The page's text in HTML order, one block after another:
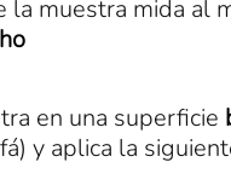
la muestra mida al
en una superficie
y aplica la